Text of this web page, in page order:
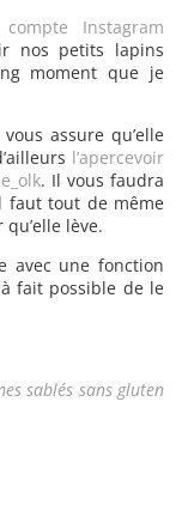
compte Instagram
nos petits lapins
moment que je
assure qu’elle
l’apercevoir
. Il vous faudra
faut tout de même
lève.
avec une fonction
fait possible de le
sablés sans gluten